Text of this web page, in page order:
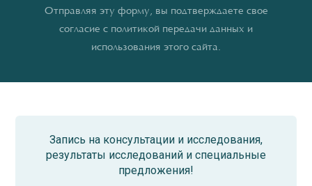
Отправляя эту форму, вы подтверждаете свое
согласие с политикой передачи данных и
использования этого сайта.
Запись на консультации и исследования,
результаты исследований и специальные
предложения!